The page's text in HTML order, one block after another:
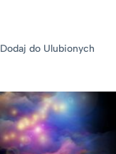
Dodaj do Ulubionych